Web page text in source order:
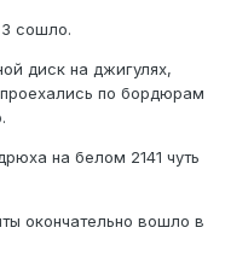
сошло.
диск на джигулях,
по бордюрам
на белом 2141 чуть
окончательно вошло в